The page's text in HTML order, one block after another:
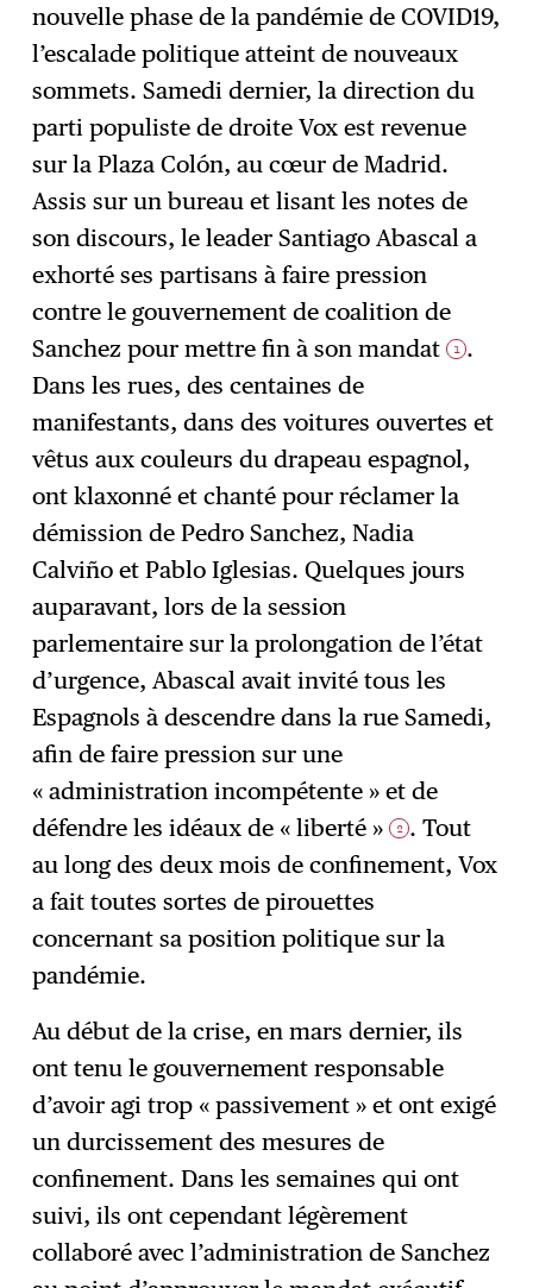
→ S'abonner
nouvelle phase de la pandémie de COVID19,
l’escalade politique atteint de nouveaux
sommets. Samedi dernier, la direction du
parti populiste de droite Vox est revenue
sur la Plaza Colón, au cœur de Madrid.
Assis sur un bureau et lisant les notes de
son discours, le leader Santiago Abascal a
exhorté ses partisans à faire pression
contre le gouvernement de coalition de
Sanchez pour mettre fin à son mandat 1 .
Dans les rues, des centaines de
manifestants, dans des voitures ouvertes et
vêtus aux couleurs du drapeau espagnol,
ont klaxonné et chanté pour réclamer la
démission de Pedro Sanchez, Nadia
Calviño et Pablo Iglesias. Quelques jours
auparavant, lors de la session
parlementaire sur la prolongation de l’état
d’urgence, Abascal avait invité tous les
Espagnols à descendre dans la rue Samedi,
afin de faire pression sur une
« administration incompétente » et de
défendre les idéaux de « liberté » 2 . Tout
au long des deux mois de confinement, Vox
a fait toutes sortes de pirouettes
concernant sa position politique sur la
pandémie.
Au début de la crise, en mars dernier, ils
ont tenu le gouvernement responsable
d’avoir agi trop « passivement » et ont exigé
un durcissement des mesures de
confinement. Dans les semaines qui ont
suivi, ils ont cependant légèrement
collaboré avec l’administration de Sanchez